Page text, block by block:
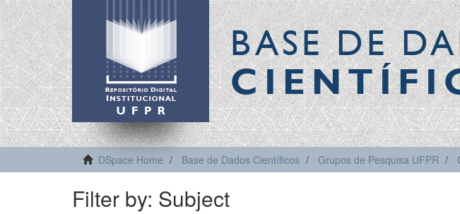
BASE DE
DSpace Home Base de Dados Científicos Grupos de Pesquisa UFPR
Filter by: Subject